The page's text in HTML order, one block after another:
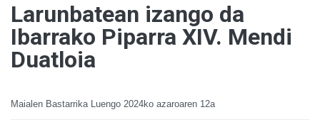
Larunbatean izango da
Ibarrako Piparra XIV. Mendi
Duatloia
Maialen Bastarrika Luengo 2024ko azaroaren 12a